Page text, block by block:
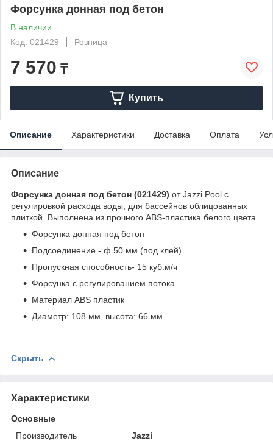
Форсунка донная под бетон
В наличии
Код: 021429
Розница
7 570 ₸
Купить
Описание Характеристики Доставка Оплата
Описание
Форсунка донная под бетон (021429) от Jazzi Pool с
регулировкой расхода воды, для бассейнов облицованных
плиткой. Выполнена из прочного ABS-пластика белого цвета.
Форсунка донная под бетон
Подсоединение - ф 50 мм (под клей)
Пропускная способность- 15 куб.м/ч
Форсунка с регулированием потока
Материал ABS пластик
Диаметр: 108 мм, высота: 66 мм
Скрыть
Характеристики
Основные
Производитель
Jazzi